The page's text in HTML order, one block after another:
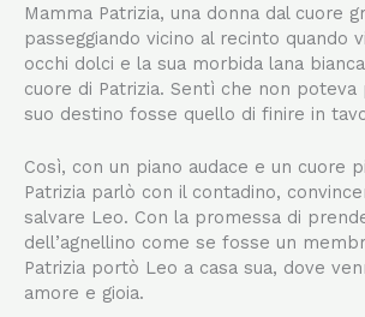
Mamma Patrizia, una donna dal cuore
passeggiando vicino al recinto quando
occhi dolci e la sua morbida lana
cuore di Patrizia. Sentì che non
suo destino fosse quello di finire in
Così, con un piano audace e un cuore
Patrizia parlò con il contadino,
salvare Leo. Con la promessa di
dell’agnellino come se fosse un
Patrizia portò Leo a casa sua, dove
amore e gioia.